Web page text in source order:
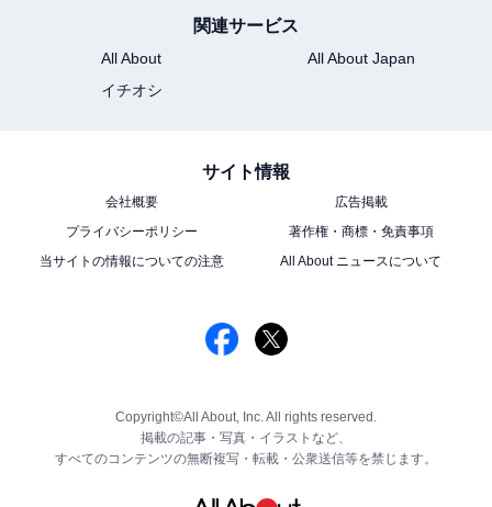
関連サービス
All About
All About Japan
イチオシ
サイト情報
会社概要
広告掲載
プライバシーポリシー
著作権・商標・免責事項
当サイトの情報についての注意
All About ニュースについて
Copyright©All About, Inc. All rights reserved.
掲載の記事・写真・イラストなど、
すべてのコンテンツの無断複写・転載・公衆送信等を禁じます。